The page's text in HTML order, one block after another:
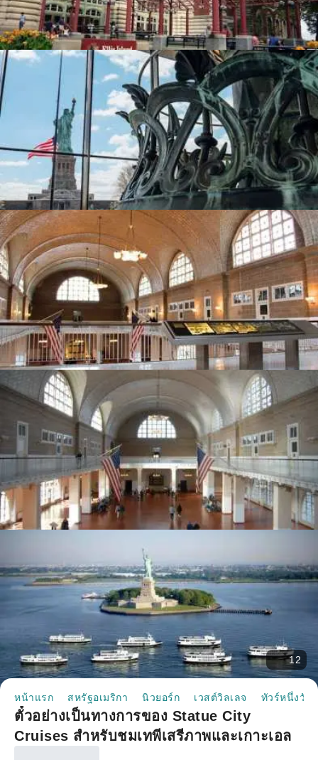
12
หน้าแรก สหรัฐอเมริกา นิวยอร์ก เวสต์วิลเลจ ทัวร์หนึ่งวัน
ตั๋วอย่างเป็นทางการของ Statue City
Cruises สำหรับชมเทพีเสรีภาพและเกาะเอล